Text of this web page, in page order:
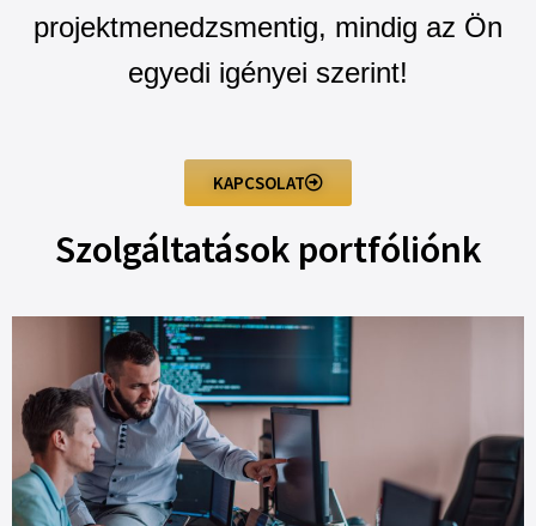
projektmenedzsmentig, mindig az Ön
egyedi igényei szerint!
KAPCSOLAT
Szolgáltatások portfóliónk